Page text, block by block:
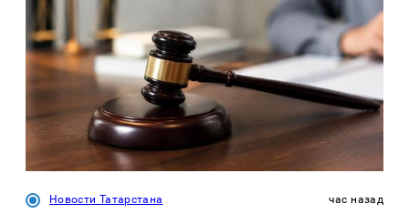
Новости Татарстана час назад